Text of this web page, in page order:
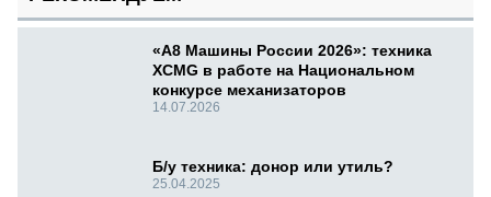
«А8 Машины России 2026»: техника
XCMG в работе на Национальном
конкурсе механизаторов
14.07.2026
Б/у техника: донор или утиль?
25.04.2025